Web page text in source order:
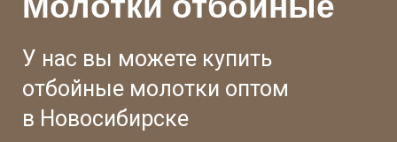
У нас вы можете купить
отбойные молотки оптом
в Новосибирске